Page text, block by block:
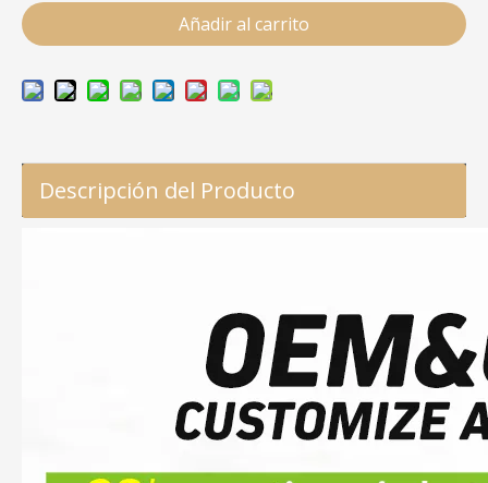
Añadir al carrito
Descripción del Producto